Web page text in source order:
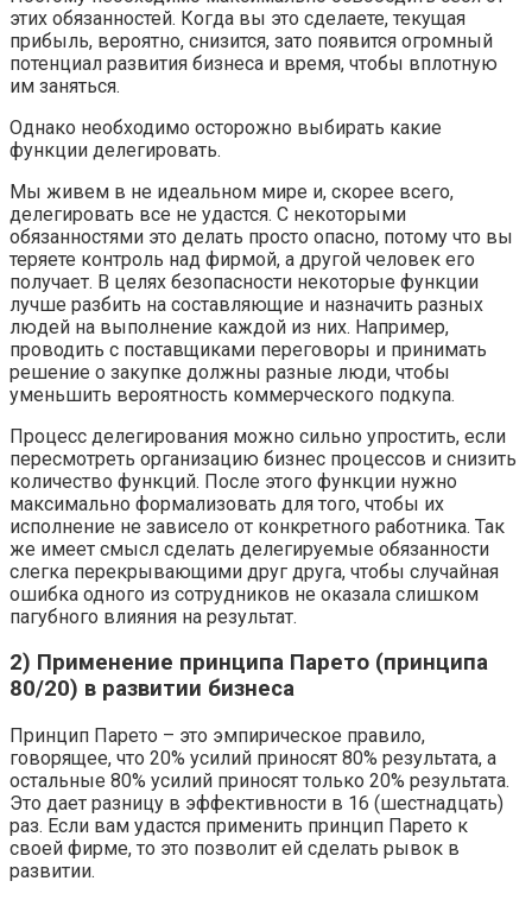
этих обязанностей. Когда вы это сделаете, текущая
прибыль, вероятно, снизится, зато появится огромный
потенциал развития бизнеса и время, чтобы вплотную
им заняться.
Однако необходимо осторожно выбирать какие
функции делегировать.
Мы живем в не идеальном мире и, скорее всего,
делегировать все не удастся. С некоторыми
обязанностями это делать просто опасно, потому что вы
теряете контроль над фирмой, а другой человек его
получает. В целях безопасности некоторые функции
лучше разбить на составляющие и назначить разных
людей на выполнение каждой из них. Например,
проводить с поставщиками переговоры и принимать
решение о закупке должны разные люди, чтобы
уменьшить вероятность коммерческого подкупа.
Процесс делегирования можно сильно упростить, если
пересмотреть организацию бизнес процессов и снизить
количество функций. После этого функции нужно
максимально формализовать для того, чтобы их
исполнение не зависело от конкретного работника. Так
же имеет смысл сделать делегируемые обязанности
слегка перекрывающими друг друга, чтобы случайная
ошибка одного из сотрудников не оказала слишком
пагубного влияния на результат.
2) Применение принципа Парето (принципа
80/20) в развитии бизнеса
Принцип Парето – это эмпирическое правило,
говорящее, что 20% усилий приносят 80% результата, а
остальные 80% усилий приносят только 20% результата.
Это дает разницу в эффективности в 16 (шестнадцать)
раз. Если вам удастся применить принцип Парето к
своей фирме, то это позволит ей сделать рывок в
развитии.